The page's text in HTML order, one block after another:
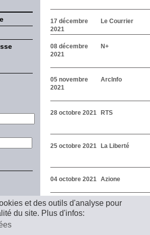
et des outils d'analyse pour
du site. Plus d'infos:
17 décembre
2021
Le Courrier
08 décembre
2021
N+
05 novembre
2021
ArcInfo
28 octobre 2021 RTS
25 octobre 2021 La Liberté
04 octobre 2021 Azione
Précédent
1
4
Suivant